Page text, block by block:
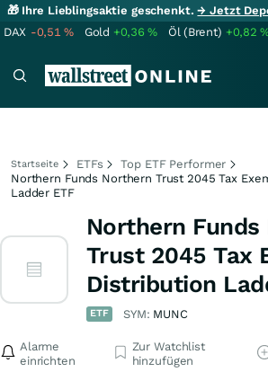
🎁 Ihre Lieblingsaktie geschenkt.→ Jetzt
DAX -0,51% Gold +0,36% Öl (Brent) +0,82
Startseite ETFs
Top ETF Performer
Northern Funds Northern Trust 2045 Tax
Ladder ETF
Northern
Trust 2045 Tax
Distribution
ETF SYM: MUNC
Alarme
einrichten
Zur Watchlist
hinzufügen